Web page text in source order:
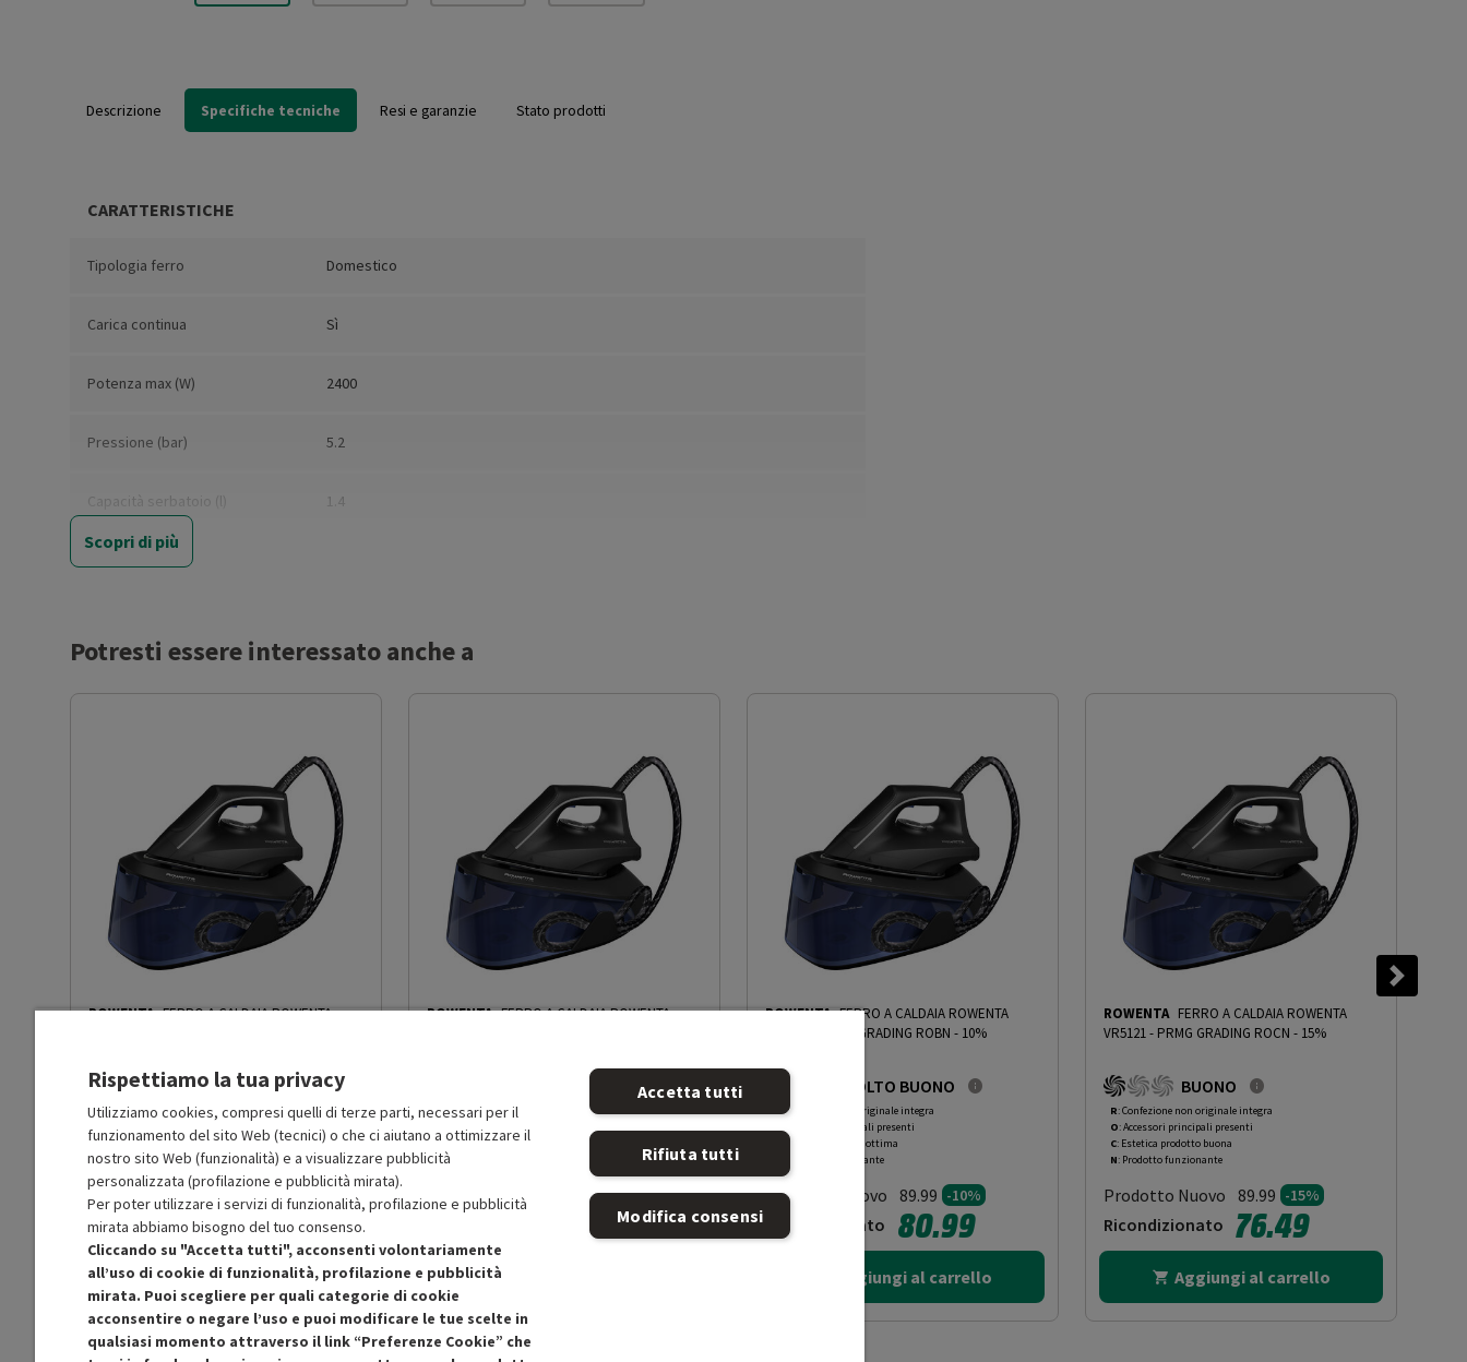
Descrizione Specifiche tecniche Resi e garanzie Stato prodotti
CARATTERISTICHE
Tipologia ferro Domestico
Carica continua Sì
Potenza max (W) 2400
Pressione (bar) 5.2
Capacità serbatoio (l) 1.4
Portata vapore (g/min)
Vapore ad alta pressione Sì
Tasto super vapore Sì
Termostato regolabile
Sistema anti sgocciolamento
Altre funzioni Modalità Eco
Materiale piastra Airglide Inox
Serbatoio estraibile No
Cordless No
Maniglia in sughero No
Scopri di più
Potresti essere interessato anche a
ROWENTA FERRO A CALDAIA ROWENTA
BUONO
R: Confezione non originale integra
: Accessori principali presenti
C: Estetica prodotto buona
N: Prodotto funzionante
Prodotto Nuovo 89.99 -15%
Ricondizionato 76.49
Aggiungi al carrello
ROWENTA FERRO A CALDAIA ROWENTA
R: Confezione non originale integra
: Accessori principali presenti
A: Estetica prodotto come nuovo
N: Prodotto funzionante
Prodotto Nuovo 89.99 -5%
85.49
Aggiungi al carrello
ROWENTA FERRO A CALDAIA ROWENTA
PRMG GRADING ROBN - 10%
MOLTO BUONO
: Confezione non originale integra
: Accessori principali presenti
: Estetica prodotto ottima
: Prodotto funzionante
Prodotto Nuovo 89.99 -10%
Ricondizionato 80.99
Aggiungi al carrello
ROWENTA FERRO A CALDAIA ROWENTA
VR5121- PRMG GRADING ROCN - 15%
BUONO
R: Confezione non originale integra
O: Accessori principali presenti
C: Estetica prodotto buona
N: Prodotto funzionante
Prodotto Nuovo 89.99 -15%
Ricondizionato 76.49
Aggiungi al carrello
Rispettiamo la tua privacy
Utilizziamo cookies, compresi quelli di terze parti, necessari per il
funzionamento del sito Web (tecnici) o che ci aiutano a ottimizzare il
nostro sito Web (funzionalità) e a visualizzare pubblicità
personalizzata (profilazione e pubblicità mirata).
Per poter utilizzare i servizi di funzionalità, profilazione e pubblicità
mirata abbiamo bisogno del tuo consenso.
Cliccando su "Accetta tutti", acconsenti volontariamente
all’uso di cookie di funzionalità, profilazione e pubblicità
mirata. Puoi scegliere per quali categorie di cookie
acconsentire o negare l’uso e puoi modificare le tue scelte in
qualsiasi momento attraverso il link “Preferenze Cookie” che
Accetta tutti
Rifiuta tutti
Modifica consensi